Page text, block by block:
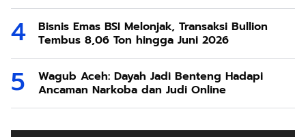
Bisnis Emas BSI Melonjak, Transaksi Bullion
Tembus 8,06 Ton hingga Juni 2026
Wagub Aceh: Dayah Jadi Benteng Hadapi
Ancaman Narkoba dan Judi Online